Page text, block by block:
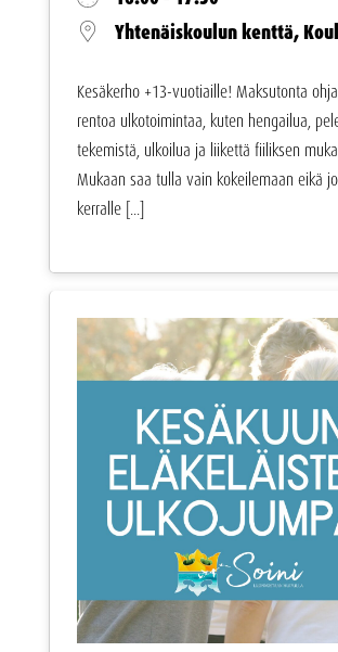
Yhtenäiskoulun kenttä,
Kesäkerho +13-vuotiaille! Maksutonta
rentoa ulkotoimintaa, kuten hengailua,
tekemistä, ulkoilua ja liikettä fiiliksen
Mukaan saa tulla vain kokeilemaan eikä
kerralle [...]